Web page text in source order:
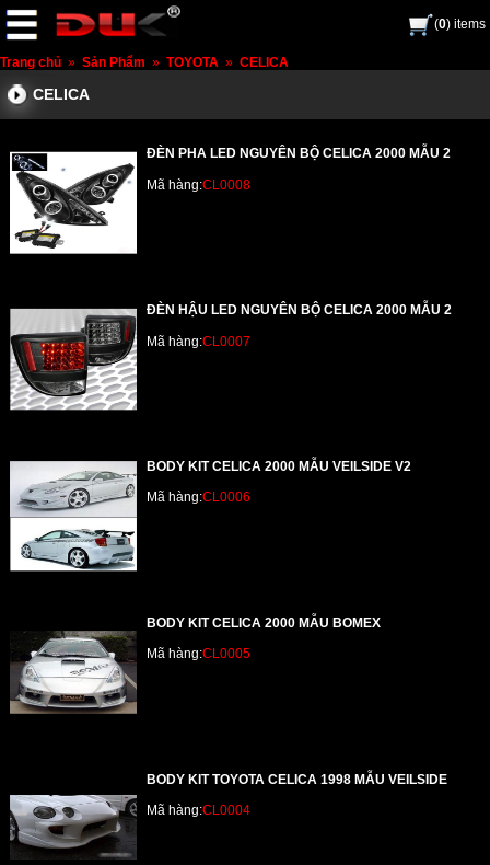
(0) items
Trang chủ » Sản Phẩm » TOYOTA » CELICA
CELICA
ĐÈN PHA LED NGUYÊN BỘ CELICA 2000 MẪU 2
Mã hàng:CL0008
ĐÈN HẬU LED NGUYÊN BỘ CELICA 2000 MẪU 2
Mã hàng:CL0007
BODY KIT CELICA 2000 MẪU VEILSIDE V2
Mã hàng:CL0006
BODY KIT CELICA 2000 MẪU BOMEX
Mã hàng:CL0005
BODY KIT TOYOTA CELICA 1998 MẪU VEILSIDE
Mã hàng:CL0004